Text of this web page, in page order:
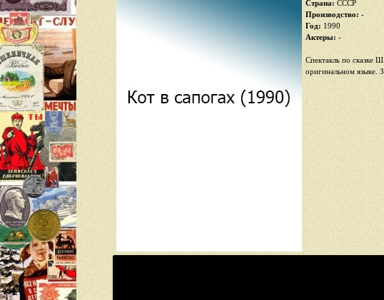
Страна: СССР
Производство: -
Год: 1990
Актеры: -
Спектакль по сказке
оригинальном языке.